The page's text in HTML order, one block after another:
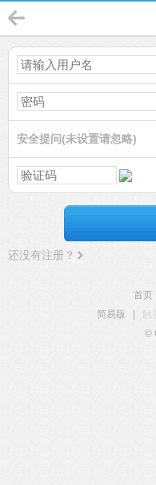
安全提问(未设置请忽略)
还没有注册？
首页
简易版
触
©